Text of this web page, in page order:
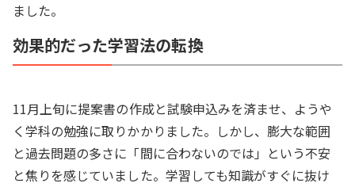
ました。
効果的だった学習法の転換
11月上旬に提案書の作成と試験申込みを済ませ、ようや
く学科の勉強に取りかかりました。しかし、膨大な範囲
と過去問題の多さに「間に合わないのでは」という不安
と焦りを感じていました。学習しても知識がすぐに抜け